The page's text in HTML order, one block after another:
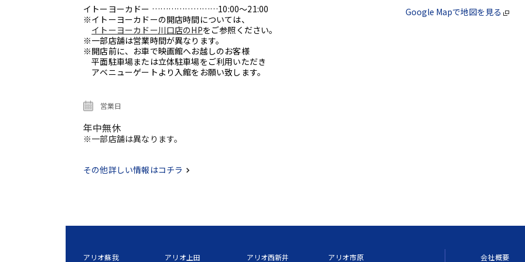
イトーヨーカドー ……………………10:00～21:00
※イトーヨーカドーの開店時間については、
イトーヨーカドー川口店のHPをご参照ください。
※一部店舗は営業時間が異なります。
※開店前に、お車で映画館へお越しのお客様
平面駐車場または立体駐車場をご利用いただき
アベニューゲートより入館をお願い致します。
営業日
年中無休
※一部店舗は異なります。
その他詳しい情報はコチラ
Google Mapで地図を見る
アリオ蘇我 アリオ上田 アリオ西新井 アリオ市原 会社概要